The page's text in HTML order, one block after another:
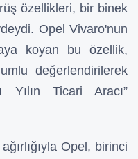
özellikleri, bir binek
Opel Vivaro'nun
koyan bu özellik,
değerlendirilerek
Yılın Ticari Aracı”
Opel, birinci